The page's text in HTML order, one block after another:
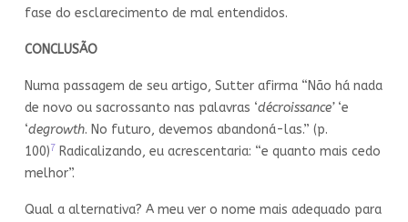
fase do esclarecimento de mal entendidos.
CONCLUSÃO
Numa passagem de seu artigo, Sutter afirma “Não há nada
de novo ou sacrossanto nas palavras ‘décroissance’‘e
‘degrowth. No futuro, devemos abandoná-las.” (p.
100)7 Radicalizando, eu acrescentaria: “e quanto mais cedo
melhor”.
Qual a alternativa? A meu ver o nome mais adequado para